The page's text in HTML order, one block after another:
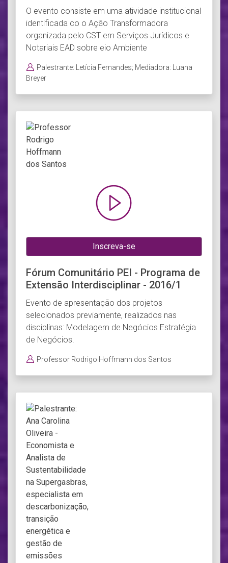
O evento consiste em uma atividade institucional
identificada co o Ação Transformadora
organizada pelo CST em Serviços Jurídicos e
Notariais EAD sobre eio Ambiente
Palestrante: Letícia Fernandes; Mediadora: Luana
Breyer
Inscreva-se
Fórum Comunitário PEI - Programa de
Extensão Interdisciplinar - 2016/1
Evento de apresentação dos projetos
selecionados previamente, realizados nas
disciplinas: Modelagem de Negócios Estratégia
de Negócios.
Professor Rodrigo Hoffmann dos Santos